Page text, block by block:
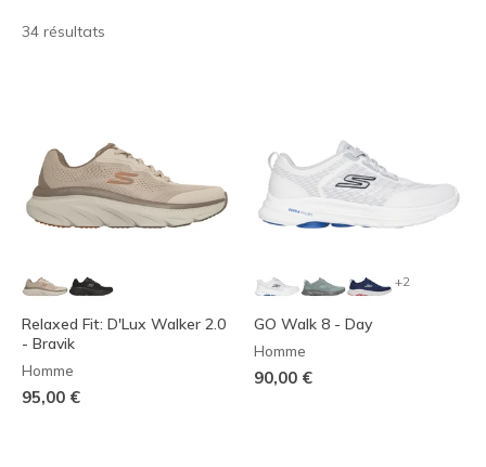
34 résultats
Relaxed Fit: D'Lux Walker 2.0
- Bravik
Homme
95,00 €
+2
GO Walk 8 - Day
Homme
90,00 €